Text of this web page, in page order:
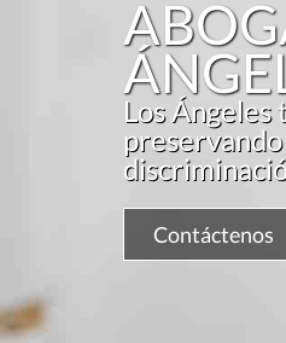
Los
Contáctenos